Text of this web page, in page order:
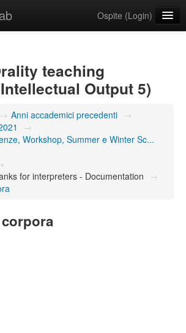
Ospite (Login)
teaching
Output 5)
→ Anni accademici precedenti →
→
Workshop, Summer e Winter Sc...
for interpreters - Documentation →